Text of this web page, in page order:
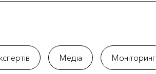
Медіа Моніторинг